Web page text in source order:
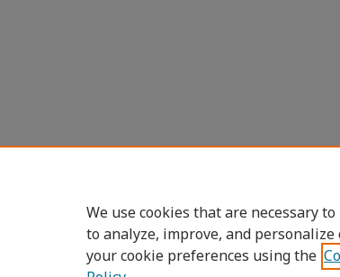
We use cookies that are necessary
to analyze, improve, and
your cookie preferences using the